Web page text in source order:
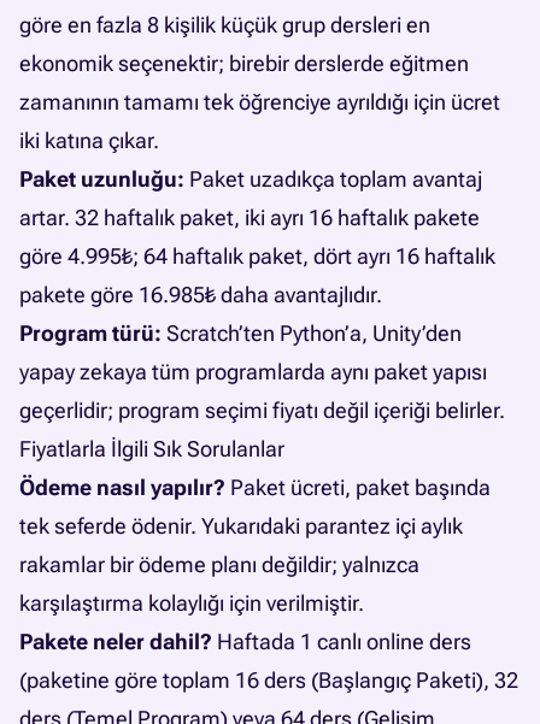
göre en fazla 8 kişilik küçük grup dersleri en
ekonomik seçenektir; birebir derslerde eğitmen
zamanının tamamı tek öğrenciye ayrıldığı için ücret
iki katına çıkar.
Paket uzunluğu: Paket uzadıkça toplam avantaj
artar. 32 haftalık paket, iki ayrı 16 haftalık pakete
göre 4.995₺; 64 haftalık paket, dört ayrı 16 haftalık
pakete göre 16.985₺ daha avantajlıdır.
Program türü: Scratch’ten Python’a, Unity’den
yapay zekaya tüm programlarda aynı paket yapısı
geçerlidir; program seçimi fiyatı değil içeriği belirler.
Fiyatlarla İlgili Sık Sorulanlar
Ödeme nasıl yapılır? Paket ücreti, paket başında
tek seferde ödenir. Yukarıdaki parantez içi aylık
rakamlar bir ödeme planı değildir; yalnızca
karşılaştırma kolaylığı için verilmiştir.
Pakete neler dahil? Haftada 1 canlı online ders
(paketine göre toplam 16 ders (Başlangıç Paketi), 32
ders (Temel Program) veya 64 ders (Gelişim